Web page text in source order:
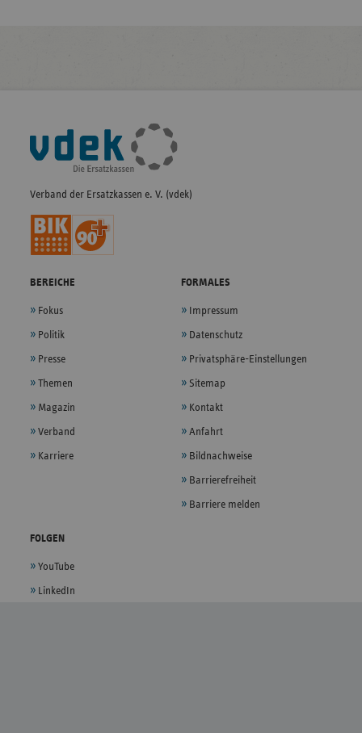
Fußleisten-
Navigation
Verband der Ersatzkassen e. V. (vdek)
BEREICHE
Fokus
Politik
Presse
Themen
Magazin
Verband
Karriere
FORMALES
Impressum
Datenschutz
Privatsphäre-Einstellungen
Sitemap
Kontakt
Anfahrt
Bildnachweise
Barrierefreiheit
Barriere melden
FOLGEN
YouTube
LinkedIn